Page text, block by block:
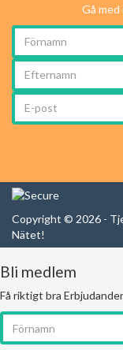
Gå
Copyright © 2026 -
Nätet!
Bli medlem
Få riktigt bra